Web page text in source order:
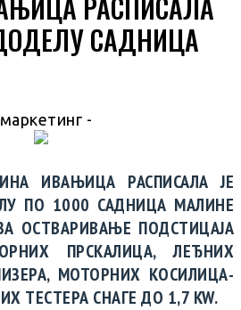
САДНИЦА
-
ИВАЊИЦА РАСПИСАЛА ЈЕ
ПО 1000 САДНИЦА МАЛИНЕ
ОСТВАРИВАЊЕ ПОДСТИЦАЈА
ПРСКАЛИЦА, ЛЕЂНИХ
МОТОРНИХ КОСИЛИЦА-
ТЕСТЕРА СНАГЕ ДО 1,7 KW.